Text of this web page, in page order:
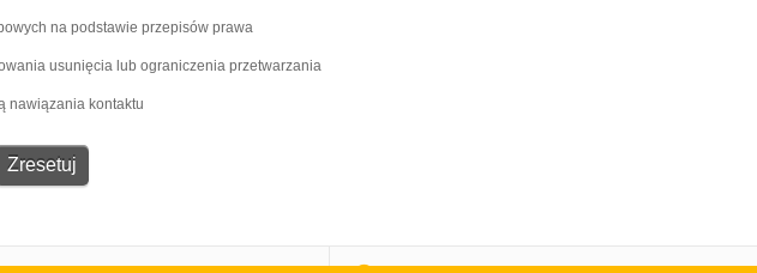
na podstawie przepisów prawa
usunięcia lub ograniczenia przetwarzania
nawiązania kontaktu